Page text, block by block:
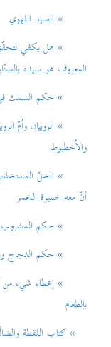
» الصيد اللهوي
» هل يكفي لتحقّق
المعروف هو صيده
» حكم السمك في
» الروبيان واُمّ
والاُخطبوط
» الخلّ المستخلص
أنّ معه خميرة الخمر
» حكم المشروب
» حكم الدجاج
» إعطاء شيء من
بالطعام
» كتاب اللقطة